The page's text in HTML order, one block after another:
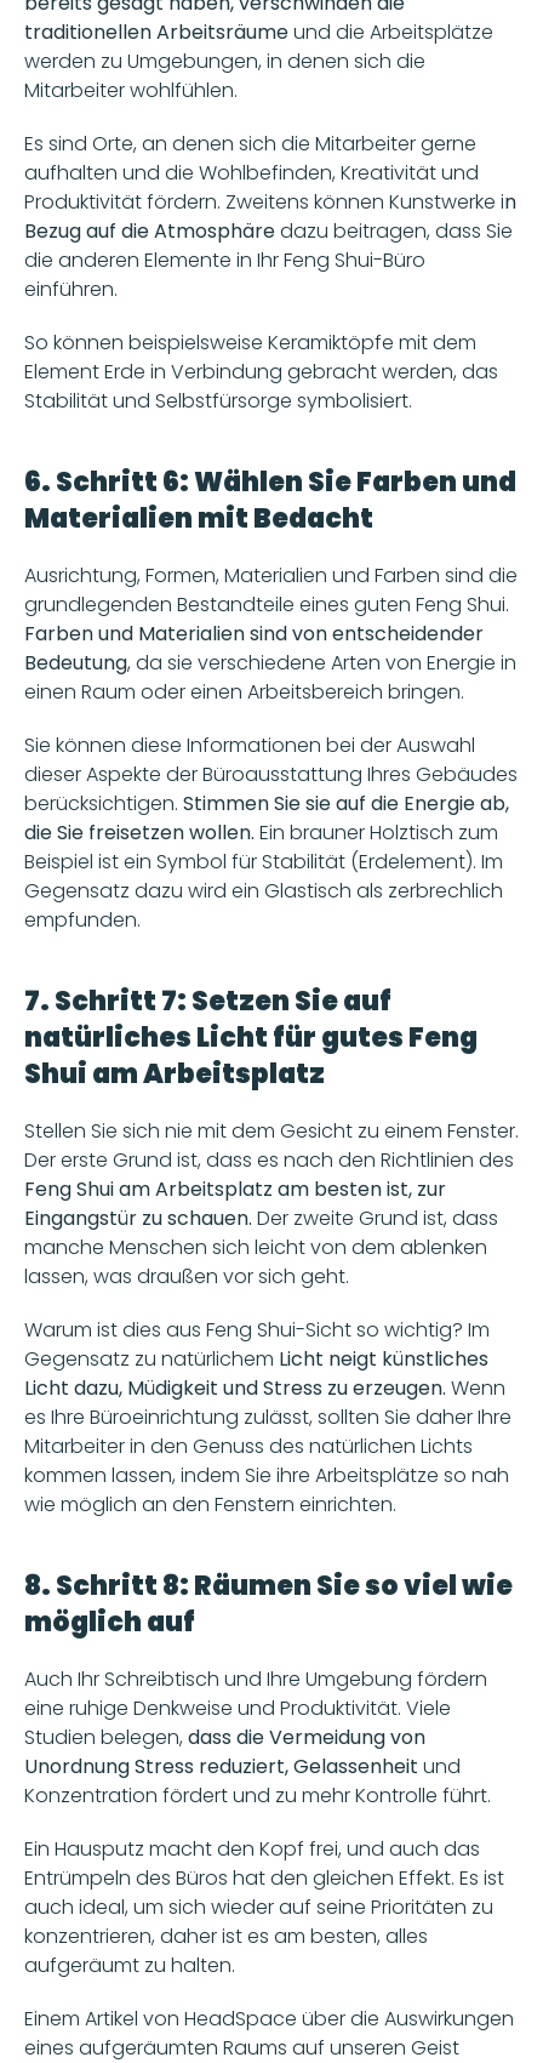
traditionellen Arbeitsräume und die Arbeitsplätze
werden zu Umgebungen, in denen sich die
Mitarbeiter wohlfühlen.
Es sind Orte, an denen sich die Mitarbeiter gerne
aufhalten und die Wohlbefinden, Kreativität und
Produktivität fördern. Zweitens können Kunstwerke in
Bezug auf die Atmosphäre dazu beitragen, dass Sie
die anderen Elemente in Ihr Feng Shui-Büro
einführen.
So können beispielsweise Keramiktöpfe mit dem
Element Erde in Verbindung gebracht werden, das
Stabilität und Selbstfürsorge symbolisiert.
6. Schritt 6: Wählen Sie Farben und
Materialien mit Bedacht
Ausrichtung, Formen, Materialien und Farben sind die
Farben und Materialien sind von entscheidender
Bedeutung, da sie verschiedene Arten von Energie in
einen Raum oder einen Arbeitsbereich bringen.
Sie können diese Informationen bei der Auswahl
dieser Aspekte der Büroausstattung Ihres Gebäudes
berücksichtigen. Stimmen Sie sie auf die Energie ab,
die Sie freisetzen wollen. Ein brauner Holztisch zum
Beispiel ist ein Symbol für Stabilität (Erdelement). Im
Gegensatz dazu wird ein Glastisch als zerbrechlich
empfunden.
7. Schritt 7: Setzen Sie auf
natürliches Licht für gutes Feng
Shui am Arbeitsplatz
Stellen Sie sich nie mit dem Gesicht zu einem Fenster.
Feng Shui am Arbeitsplatz am besten ist, zur
Eingangstür zu schauen. Der zweite Grund ist, dass
manche Menschen sich leicht von dem ablenken
lassen, was draußen vor sich geht.
Warum ist dies aus Feng Shui-Sicht so wichtig? Im
Gegensatz zu natürlichem Licht neigt künstliches
Licht dazu, Müdigkeit und Stress zu erzeugen. Wenn
es Ihre Büroeinrichtung zulässt, sollten Sie daher Ihre
Mitarbeiter in den Genuss des natürlichen Lichts
kommen lassen, indem Sie ihre Arbeitsplätze so nah
wie möglich an den Fenstern einrichten.
8. Schritt 8: Räumen Sie so viel wie
möglich auf
Auch Ihr Schreibtisch und Ihre Umgebung fördern
eine ruhige Denkweise und Produktivität. Viele
Studien belegen, dass die Vermeidung von
Unordnung Stress reduziert, Gelassenheit und
Konzentration fördert und zu mehr Kontrolle führt.
Ein Hausputz macht den Kopf frei, und auch das
Entrümpeln des Büros hat den gleichen Effekt. Es ist
auch ideal, um sich wieder auf seine Prioritäten zu
konzentrieren, daher ist es am besten, alles
aufgeräumt zu halten.
Einem Artikel von HeadSpace über die Auswirkungen
eines aufgeräumten Raums auf unseren Geist